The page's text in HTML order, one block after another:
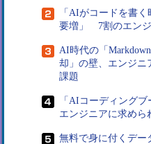
「AIがコードを書
要増」 7割のエン
AI時代の「
却」の壁、エンジニ
課題
「AIコーディングブ
エンジニアに求めら
無料で身に付くデ